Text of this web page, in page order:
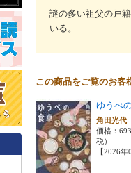
謎の多い祖父の戸
いる。
この商品をご覧のお客
ゆうべ
角田光代
価格：
税）
【2026年